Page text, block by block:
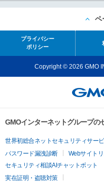
ペ
プライバシー
ポリシー
Copyright © 2026 GMO
GMOインターネットグループの
世界初総合ネットセキュリティサー
パスワード漏洩診断
Webサイト
セキュリティ相談AIチャットボット
実在証明・盗聴対策